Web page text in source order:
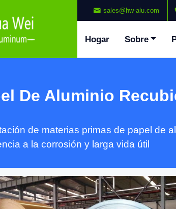
sales@hw-alu.com
Hogar Sobre
De Aluminio
de materias primas de papel de
a la corrosión y larga vida útil